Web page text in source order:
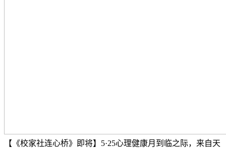
【《校家社连心桥》即将】5·25心理健康月到临之际，来自天